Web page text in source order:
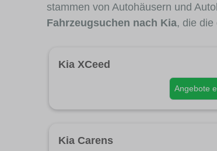
stammen von Autohäusern und
Fahrzeugsuchen nach Kia, die die
Kia XCeed
Angebote
Kia Carens